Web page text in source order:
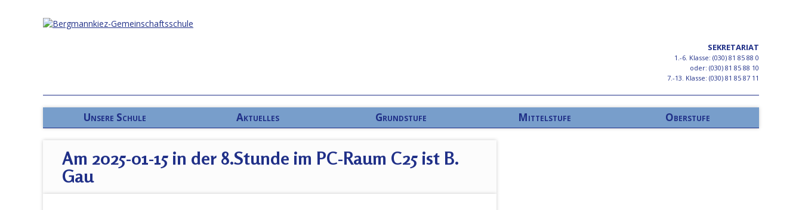
SEKRETARIAT
1.-6. Klasse: (030) 81 85 88 0
oder: (030) 81 85 88 10
7.-13. Klasse: (030) 81 85 87 11
Unsere Schule Aktuelles Grundstufe Mittelstufe Oberstufe
Am 2025-01-15 in der 8.Stunde im PC-Raum C25 ist B.
Gau